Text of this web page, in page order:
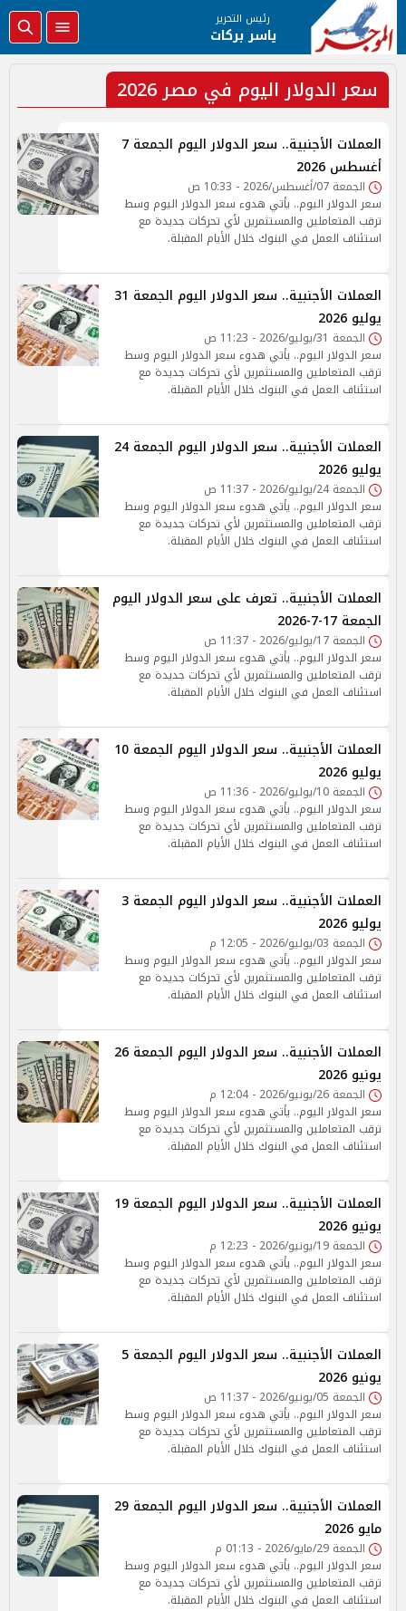
رئيس التحرير
ياسر بركات
سعر الدولار اليوم في مصر 2026
العملات الأجنبية.. سعر الدولار اليوم الجمعة 7
أغسطس 2026
الجمعة 07/أغسطس/2026 - 10:33 ص
سعر الدولار اليوم.. يأتي هدوء سعر الدولار اليوم وسط
ترقب المتعاملين والمستثمرين لأي تحركات جديدة مع
استئناف العمل في البنوك خلال الأيام المقبلة.
العملات الأجنبية.. سعر الدولار اليوم الجمعة 31
يوليو 2026
الجمعة 31/يوليو/2026 - 11:23 ص
سعر الدولار اليوم.. يأتي هدوء سعر الدولار اليوم وسط
ترقب المتعاملين والمستثمرين لأي تحركات جديدة مع
استئناف العمل في البنوك خلال الأيام المقبلة.
العملات الأجنبية.. سعر الدولار اليوم الجمعة 24
يوليو 2026
الجمعة 24/يوليو/2026 - 11:37 ص
سعر الدولار اليوم.. يأتي هدوء سعر الدولار اليوم وسط
ترقب المتعاملين والمستثمرين لأي تحركات جديدة مع
استئناف العمل في البنوك خلال الأيام المقبلة.
العملات الأجنبية.. تعرف على سعر الدولار اليوم
الجمعة 17-7-2026
الجمعة 17/يوليو/2026 - 11:37 ص
سعر الدولار اليوم.. يأتي هدوء سعر الدولار اليوم وسط
ترقب المتعاملين والمستثمرين لأي تحركات جديدة مع
استئناف العمل في البنوك خلال الأيام المقبلة.
العملات الأجنبية.. سعر الدولار اليوم الجمعة 10
يوليو 2026
الجمعة 10/يوليو/2026 - 11:36 ص
سعر الدولار اليوم.. يأتي هدوء سعر الدولار اليوم وسط
ترقب المتعاملين والمستثمرين لأي تحركات جديدة مع
استئناف العمل في البنوك خلال الأيام المقبلة.
العملات الأجنبية.. سعر الدولار اليوم الجمعة 3
يوليو 2026
الجمعة 03/يوليو/2026 - 12:05 م
سعر الدولار اليوم.. يأتي هدوء سعر الدولار اليوم وسط
ترقب المتعاملين والمستثمرين لأي تحركات جديدة مع
استئناف العمل في البنوك خلال الأيام المقبلة.
العملات الأجنبية.. سعر الدولار اليوم الجمعة 26
يونيو 2026
الجمعة 26/يونيو/2026 - 12:04 م
سعر الدولار اليوم.. يأتي هدوء سعر الدولار اليوم وسط
ترقب المتعاملين والمستثمرين لأي تحركات جديدة مع
استئناف العمل في البنوك خلال الأيام المقبلة.
العملات الأجنبية.. سعر الدولار اليوم الجمعة 19
يونيو 2026
الجمعة 19/يونيو/2026 - 12:23 م
سعر الدولار اليوم.. يأتي هدوء سعر الدولار اليوم وسط
ترقب المتعاملين والمستثمرين لأي تحركات جديدة مع
استئناف العمل في البنوك خلال الأيام المقبلة.
العملات الأجنبية.. سعر الدولار اليوم الجمعة 5
يونيو 2026
الجمعة 05/يونيو/2026 - 11:37 ص
سعر الدولار اليوم.. يأتي هدوء سعر الدولار اليوم وسط
ترقب المتعاملين والمستثمرين لأي تحركات جديدة مع
استئناف العمل في البنوك خلال الأيام المقبلة.
العملات الأجنبية.. سعر الدولار اليوم الجمعة 29
مايو 2026
الجمعة 29/مايو/2026 - 01:13 م
سعر الدولار اليوم.. يأتي هدوء سعر الدولار اليوم وسط
ترقب المتعاملين والمستثمرين لأي تحركات جديدة مع
استئناف العمل في البنوك خلال الأيام المقبلة.